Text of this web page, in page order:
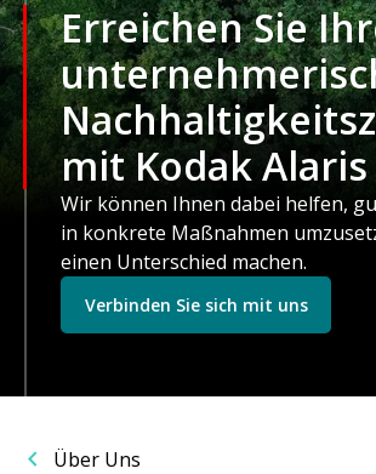
Erreichen Sie
mit Kodak Alaris
Wir können Ihnen dabei helfen,
in konkrete Maßnahmen
einen Unterschied machen.
Verbinden Sie sich mit uns
Über Uns